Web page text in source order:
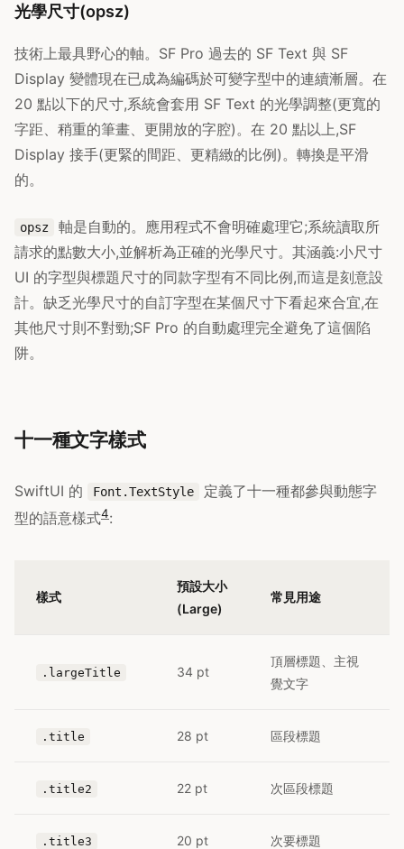
光學尺寸(opsz)
技術上最具野心的軸。SF Pro 過去的 SF Text 與 SF
Display 變體現在已成為編碼於可變字型中的連續漸層。在
20 點以下的尺寸,系統會套用 SF Text 的光學調整(更寬的
字距、稍重的筆畫、更開放的字腔)。在 20 點以上,SF
Display 接手(更緊的間距、更精緻的比例)。轉換是平滑
的。
opsz
軸是自動的。應用程式不會明確處理它;系統讀取所
請求的點數大小,並解析為正確的光學尺寸。其涵義:小尺寸
UI 的字型與標題尺寸的同款字型有不同比例,而這是刻意設
計。缺乏光學尺寸的自訂字型在某個尺寸下看起來合宜,在
其他尺寸則不對勁;SF Pro 的自動處理完全避免了這個陷
阱。
十一種文字樣式
SwiftUI 的 Font.TextStyle
定義了十一種都參與動態字
型的語意樣式4:
樣式
預設大小
(Large)
常見用途
.largeTitle 34 pt
頂層標題、主視
覺文字
.title 28 pt 區段標題
.title2 22 pt 次區段標題
.title3 20 pt 次要標題